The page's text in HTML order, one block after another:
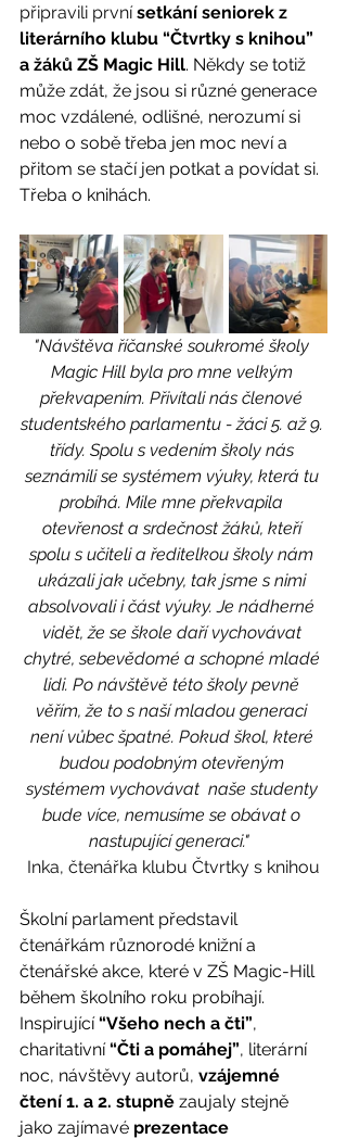
připravili první setkání seniorek z
literárního klubu “Čtvrtky s knihou”
a žáků ZŠ Magic Hill. Někdy se totiž
může zdát, že jsou si různé generace
moc vzdálené, odlišné, nerozumí si
nebo o sobě třeba jen moc neví a
přitom se stačí jen potkat a povídat si.
Třeba o knihách.
"Návštěva říčanské soukromé školy
Magic Hill byla pro mne velkým
překvapením. Přivítali nás členové
studentského parlamentu - žáci 5. až 9.
třídy. Spolu s vedením školy nás
seznámili se systémem výuky, která tu
probíhá. Mile mne překvapila
otevřenost a srdečnost žáků, kteří
spolu s učiteli a ředitelkou školy nám
ukázali jak učebny, tak jsme s nimi
absolvovali i část výuky. Je nádherné
vidět, že se škole daří vychovávat
chytré, sebevědomé a schopné mladé
lidi. Po návštěvě této školy pevně
věřím, že to s naší mladou generaci
není vůbec špatné. Pokud škol, které
budou podobným otevřeným
systémem vychovávat  naše studenty
bude více, nemusíme se obávat o
nastupující generaci."
Inka, čtenářka klubu Čtvrtky s knihou
Školní parlament představil
čtenářkám různorodé knižní a
čtenářské akce, které v ZŠ Magic-Hill
během školního roku probíhají.
Inspirující “Všeho nech a čti”,
charitativní “Čti a pomáhej”, literární
noc, návštěvy autorů, vzájemné
čtení 1. a 2. stupně zaujaly stejně
jako zajímavé prezentace